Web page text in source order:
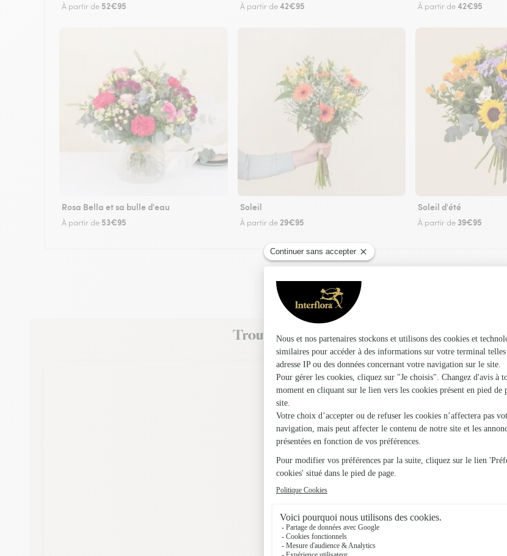
À partir de 52€95 À partir de42€95 À partir de42€95
Rosa Bella et sa bulle d'eau
À partir de 53€95
Soleil
À partir de 29€95
Soleil d'été
À partir de 39€95
Trouvez un fleuriste Interflora à Villepail et